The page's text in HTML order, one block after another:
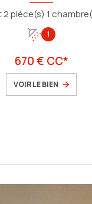
1
670 € CC*
VOIR LE BIEN